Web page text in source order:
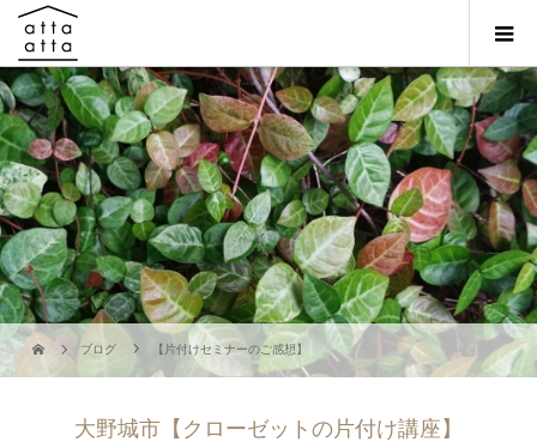
ブログ 【片付けセミナーのご感想】
大野城市【クローゼットの片付け講座】